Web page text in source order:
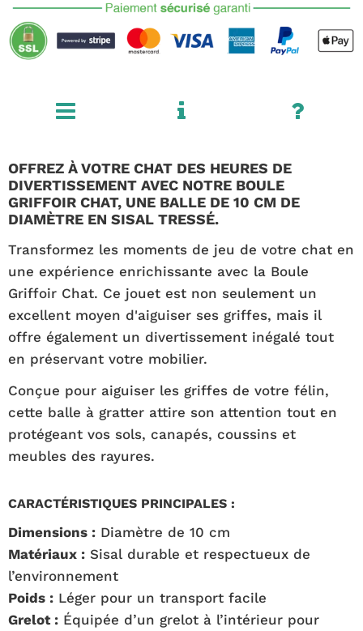
OFFREZ À VOTRE CHAT DES HEURES DE
DIVERTISSEMENT AVEC NOTRE BOULE
GRIFFOIR CHAT, UNE BALLE DE 10 CM DE
DIAMÈTRE EN SISAL TRESSÉ.
Transformez les moments de jeu de votre chat en
une expérience enrichissante avec la Boule
Griffoir Chat. Ce jouet est non seulement un
excellent moyen d'aiguiser ses griffes, mais il
offre également un divertissement inégalé tout
en préservant votre mobilier.
Conçue pour aiguiser les griffes de votre félin,
cette balle à gratter attire son attention tout en
protégeant vos sols, canapés, coussins et
meubles des rayures.
CARACTÉRISTIQUES PRINCIPALES :
Dimensions : Diamètre de 10 cm
Matériaux : Sisal durable et respectueux de
l’environnement
Poids : Léger pour un transport facile
Grelot : Équipée d’un grelot à l’intérieur pour